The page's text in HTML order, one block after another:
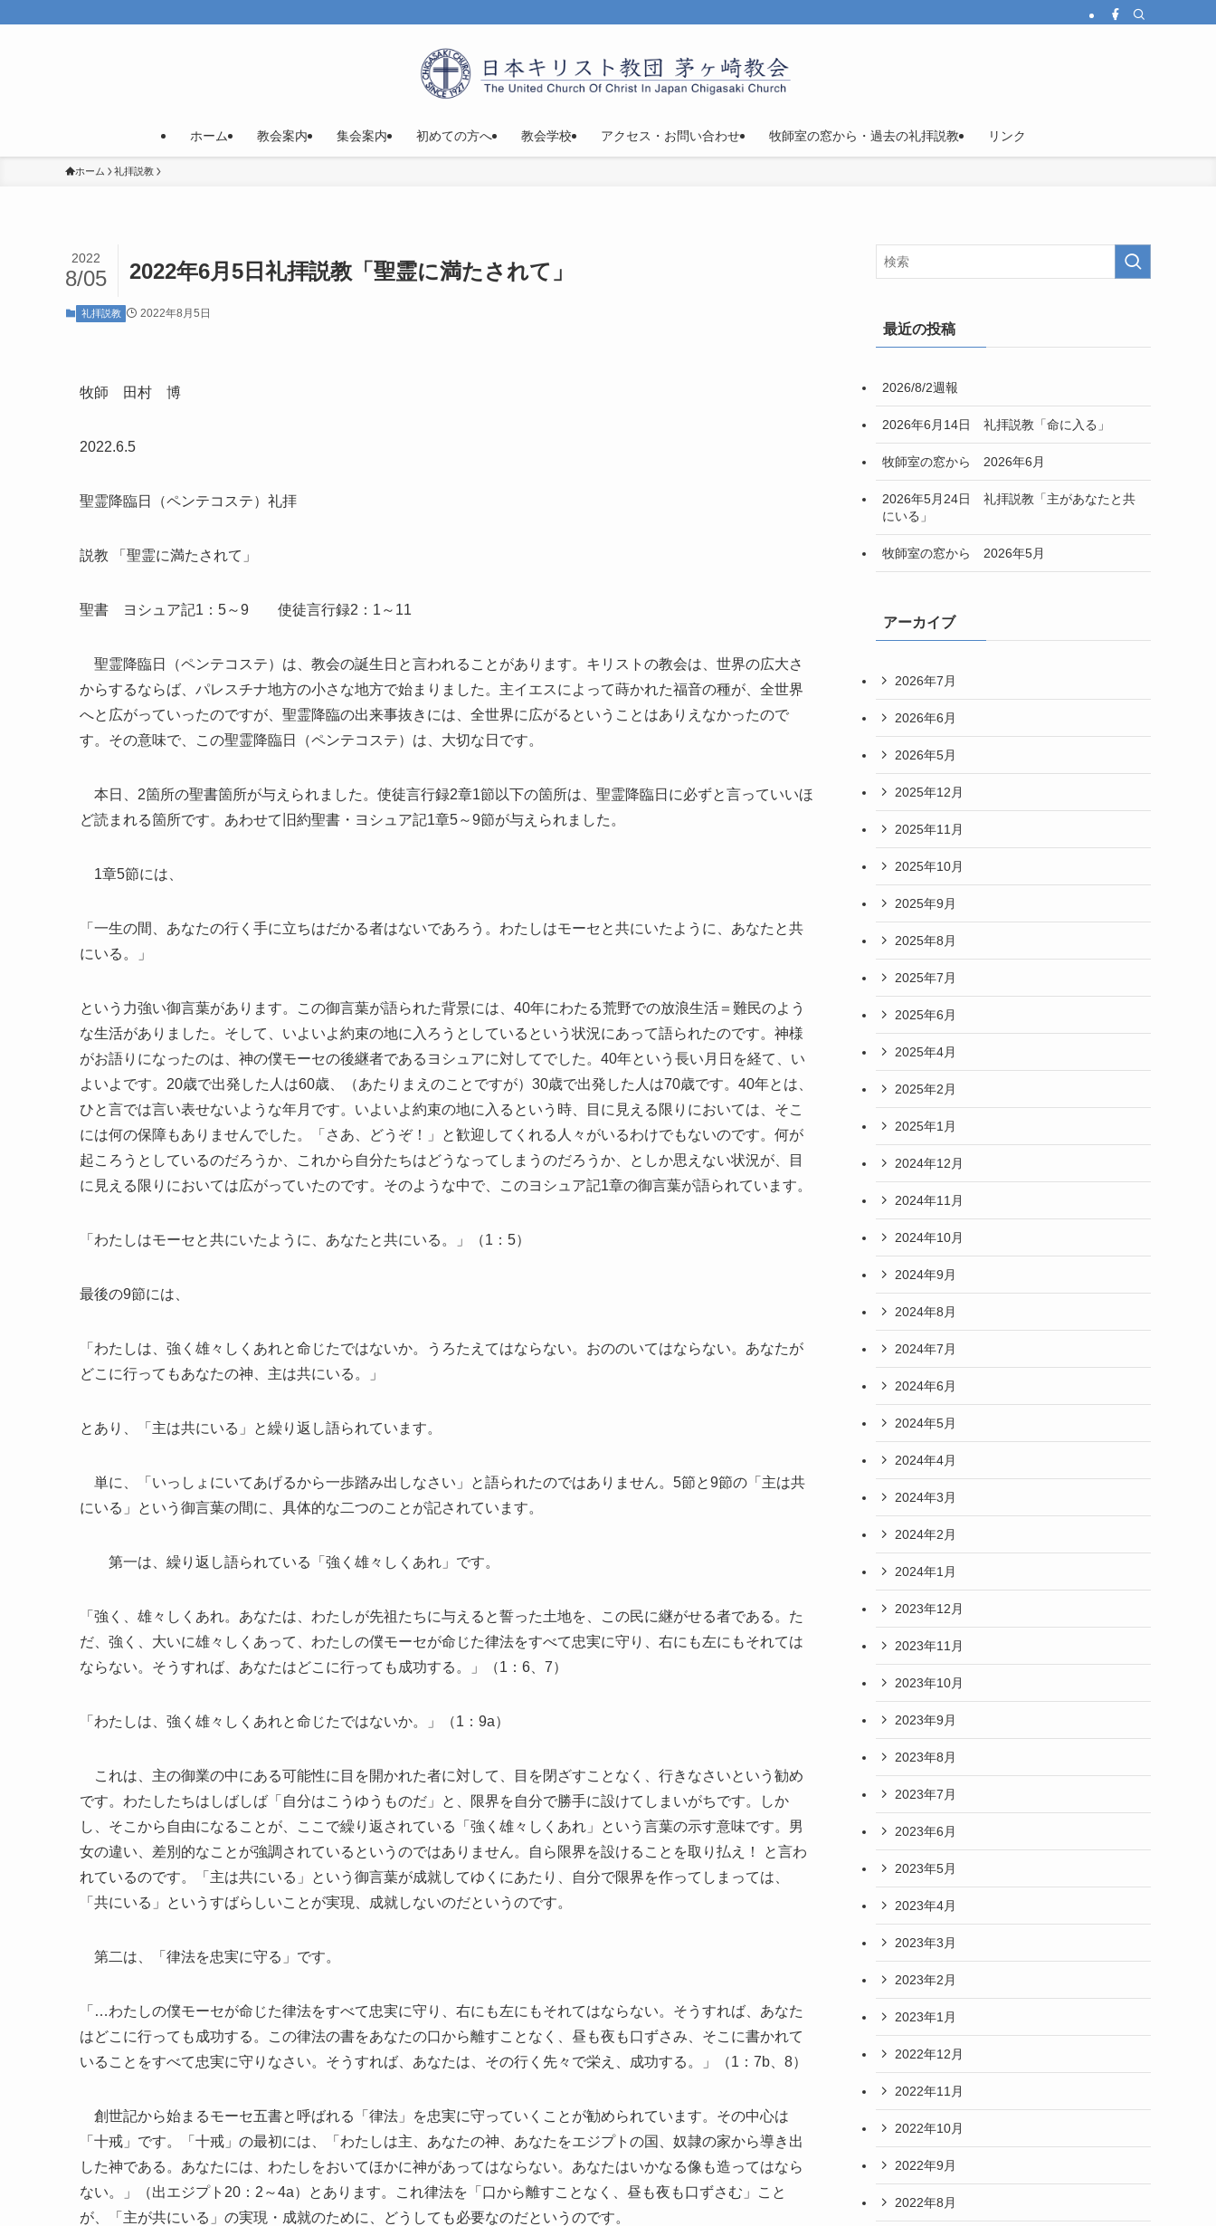
ホーム 教会案内 集会案内 初めての方へ 教会学校 アクセス・お問い合わせ 牧師室の窓から・過去の礼拝説教 リンク
ホーム 礼拝説教
2022年6月5日礼拝説教「聖霊に満たされて」
2022
8/05
礼拝説教 2022年8月5日
牧師 田村 博
2022.6.5
聖霊降臨日（ペンテコステ）礼拝
説教 「聖霊に満たされて」
聖書 ヨシュア記1：5～9 使徒言行録2：1～11
聖霊降臨日（ペンテコステ）は、教会の誕生日と言われることがあります。キリストの教会は、世界の広大さ
からするならば、パレスチナ地方の小さな地方で始まりました。主イエスによって蒔かれた福音の種が、全世界
へと広がっていったのですが、聖霊降臨の出来事抜きには、全世界に広がるということはありえなかったので
す。その意味で、この聖霊降臨日（ペンテコステ）は、大切な日です。
本日、2箇所の聖書箇所が与えられました。使徒言行録2章1節以下の箇所は、聖霊降臨日に必ずと言っていいほ
ど読まれる箇所です。あわせて旧約聖書・ヨシュア記1章5～9節が与えられました。
1章5節には、
「一生の間、あなたの行く手に立ちはだかる者はないであろう。わたしはモーセと共にいたように、あなたと共
にいる。」
という力強い御言葉があります。この御言葉が語られた背景には、40年にわたる荒野での放浪生活＝難民のよう
な生活がありました。そして、いよいよ約束の地に入ろうとしているという状況にあって語られたのです。神様
がお語りになったのは、神の僕モーセの後継者であるヨシュアに対してでした。40年という長い月日を経て、い
よいよです。20歳で出発した人は60歳、（あたりまえのことですが）30歳で出発した人は70歳です。40年とは、
ひと言では言い表せないような年月です。いよいよ約束の地に入るという時、目に見える限りにおいては、そこ
には何の保障もありませんでした。「さあ、どうぞ！」と歓迎してくれる人々がいるわけでもないのです。何が
起ころうとしているのだろうか、これから自分たちはどうなってしまうのだろうか、としか思えない状況が、目
に見える限りにおいては広がっていたのです。そのような中で、このヨシュア記1章の御言葉が語られています。
「わたしはモーセと共にいたように、あなたと共にいる。」（1：5）
最後の9節には、
「わたしは、強く雄々しくあれと命じたではないか。うろたえてはならない。おののいてはならない。あなたが
どこに行ってもあなたの神、主は共にいる。」
とあり、「主は共にいる」と繰り返し語られています。
単に、「いっしょにいてあげるから一歩踏み出しなさい」と語られたのではありません。5節と9節の「主は共
にいる」という御言葉の間に、具体的な二つのことが記されています。
第一は、繰り返し語られている「強く雄々しくあれ」です。
「強く、雄々しくあれ。あなたは、わたしが先祖たちに与えると誓った土地を、この民に継がせる者である。た
だ、強く、大いに雄々しくあって、わたしの僕モーセが命じた律法をすべて忠実に守り、右にも左にもそれては
ならない。そうすれば、あなたはどこに行っても成功する。」（1：6、7）
「わたしは、強く雄々しくあれと命じたではないか。」（1：9a）
これは、主の御業の中にある可能性に目を開かれた者に対して、目を閉ざすことなく、行きなさいという勧め
です。わたしたちはしばしば「自分はこうゆうものだ」と、限界を自分で勝手に設けてしまいがちです。しか
し、そこから自由になることが、ここで繰り返されている「強く雄々しくあれ」という言葉の示す意味です。男
女の違い、差別的なことが強調されているというのではありません。自ら限界を設けることを取り払え！ と言わ
れているのです。「主は共にいる」という御言葉が成就してゆくにあたり、自分で限界を作ってしまっては、
「共にいる」というすばらしいことが実現、成就しないのだというのです。
第二は、「律法を忠実に守る」です。
「…わたしの僕モーセが命じた律法をすべて忠実に守り、右にも左にもそれてはならない。そうすれば、あなた
はどこに行っても成功する。この律法の書をあなたの口から離すことなく、昼も夜も口ずさみ、そこに書かれて
いることをすべて忠実に守りなさい。そうすれば、あなたは、その行く先々で栄え、成功する。」（1：7b、8）
創世記から始まるモーセ五書と呼ばれる「律法」を忠実に守っていくことが勧められています。その中心は
「十戒」です。「十戒」の最初には、「わたしは主、あなたの神、あなたをエジプトの国、奴隷の家から導き出
した神である。あなたには、わたしをおいてほかに神があってはならない。あなたはいかなる像も造ってはなら
ない。」（出エジプト20：2～4a）とあります。これ律法を「口から離すことなく、昼も夜も口ずさむ」こと
が、「主が共にいる」の実現・成就のために、どうしても必要なのだというのです。
最近の投稿
2026/8/2週報
2026年6月14日 礼拝説教「命に入る」
牧師室の窓から 2026年6月
2026年5月24日 礼拝説教「主があなたと共
にいる」
牧師室の窓から 2026年5月
アーカイブ
2026年7月
2026年6月
2026年5月
2025年12月
2025年11月
2025年10月
2025年9月
2025年8月
2025年7月
2025年6月
2025年4月
2025年2月
2025年1月
2024年12月
2024年11月
2024年10月
2024年9月
2024年8月
2024年7月
2024年6月
2024年5月
2024年4月
2024年3月
2024年2月
2024年1月
2023年12月
2023年11月
2023年10月
2023年9月
2023年8月
2023年7月
2023年6月
2023年5月
2023年4月
2023年3月
2023年2月
2023年1月
2022年12月
2022年11月
2022年10月
2022年9月
2022年8月